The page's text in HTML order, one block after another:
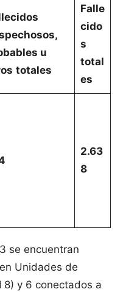
u
totales
Falle
cido
s
total
es
2.63
8
se encuentran
Unidades de
8) y 6 conectados a